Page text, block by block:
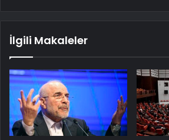
İlgili Makaleler